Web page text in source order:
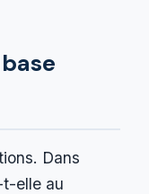
Dans
t-elle au